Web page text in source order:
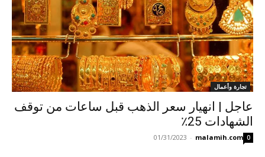
تجارة وأعمال
عاجل | انهيار سعر الذهب قبل ساعات من توقف
الشهادات 25٪
malamih.com
-
01/31/2023 0